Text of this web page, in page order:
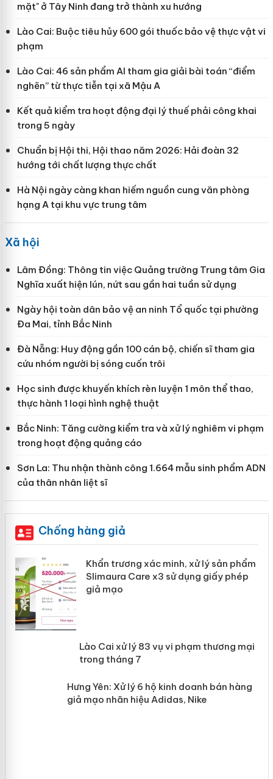
mặt" ở Tây Ninh đang trở thành xu hướng
Lào Cai: Buộc tiêu hủy 600 gói thuốc bảo vệ thực vật vi
phạm
Lào Cai: 46 sản phẩm AI tham gia giải bài toán “điểm
nghẽn” từ thực tiễn tại xã Mậu A
Kết quả kiểm tra hoạt động đại lý thuế phải công khai
trong 5 ngày
Chuẩn bị Hội thi, Hội thao năm 2026: Hải đoàn 32
hướng tới chất lượng thực chất
Hà Nội ngày càng khan hiếm nguồn cung văn phòng
hạng A tại khu vực trung tâm
Xã hội
Lâm Đồng: Thông tin việc Quảng trường Trung tâm Gia
Nghĩa xuất hiện lún, nứt sau gần hai tuần sử dụng
Ngày hội toàn dân bảo vệ an ninh Tổ quốc tại phường
Đa Mai, tỉnh Bắc Ninh
Đà Nẵng: Huy động gần 100 cán bộ, chiến sĩ tham gia
cứu nhóm người bị sóng cuốn trôi
Học sinh được khuyến khích rèn luyện 1 môn thể thao,
thực hành 1 loại hình nghệ thuật
Bắc Ninh: Tăng cường kiểm tra và xử lý nghiêm vi phạm
trong hoạt động quảng cáo
Sơn La: Thu nhận thành công 1.664 mẫu sinh phẩm ADN
của thân nhân liệt sĩ
Chống hàng giả
Khẩn trương xác minh, xử lý sản phẩm
Slimaura Care x3 sử dụng giấy phép
giả mạo
Lào Cai xử lý 83 vụ vi phạm thương
mại trong tháng 7